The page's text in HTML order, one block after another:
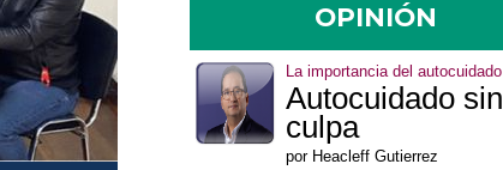
OPINIÓN
La importancia del autocuidado
Autocuidado sin
culpa
por Heacleff Gutierrez